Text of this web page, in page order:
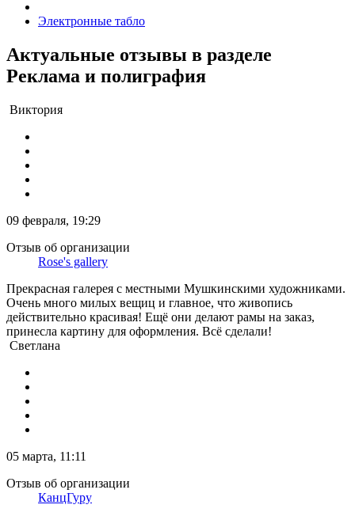
Электронные табло
Актуальные отзывы в разделе
Реклама и полиграфия
Виктория
09 февраля, 19:29
Отзыв об организации
Rose's gallery
Прекрасная галерея с местными Мушкинскими художниками.
Очень много милых вещиц и главное, что живопись
действительно красивая! Ещё они делают рамы на заказ,
принесла картину для оформления. Всё сделали!
Светлана
05 марта, 11:11
Отзыв об организации
КанцГуру